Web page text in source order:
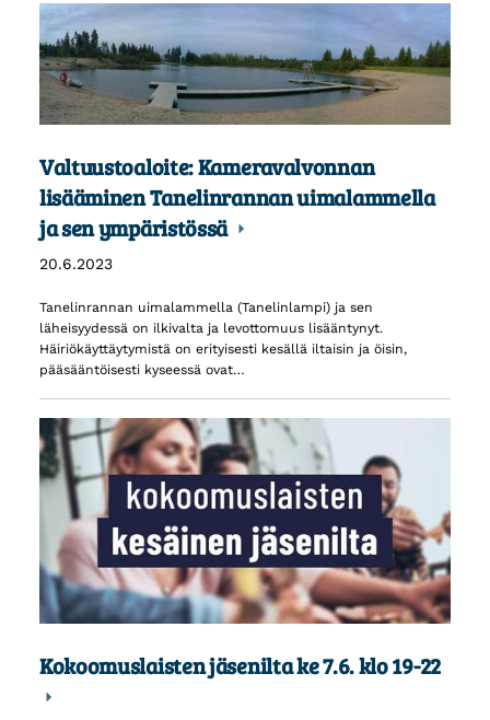
Valtuustoaloite: Kameravalvonnan
lisääminen Tanelinrannan uimalammella
ja sen ympäristössä
20.6.2023
Tanelinrannan uimalammella (Tanelinlampi) ja sen
läheisyydessä on ilkivalta ja levottomuus lisääntynyt.
Häiriökäyttäytymistä on erityisesti kesällä iltaisin ja öisin,
pääsääntöisesti kyseessä ovat…
Kokoomuslaisten jäsenilta ke 7.6. klo 19-22